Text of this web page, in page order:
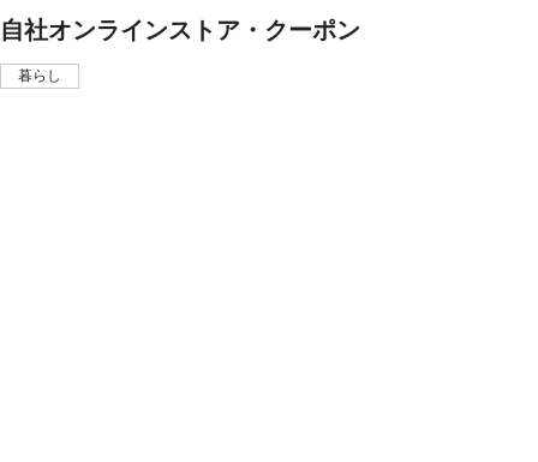
自社オンラインストア・クーポン
暮らし